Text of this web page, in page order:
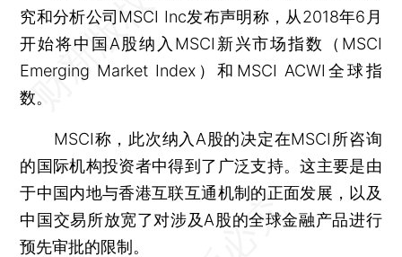
究和分析公司MSCI Inc发布声明称，从2018年6月
开始将中国A股纳入MSCI新兴市场指数（MSCI
Emerging Market Index）和MSCI ACWI全球指
数。
MSCI称，此次纳入A股的决定在MSCI所咨询
的国际机构投资者中得到了广泛支持。这主要是由
于中国内地与香港互联互通机制的正面发展，以及
中国交易所放宽了对涉及A股的全球金融产品进行
预先审批的限制。